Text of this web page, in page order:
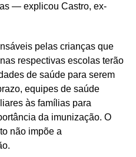
— explicou Castro, ex-
pelas crianças que
respectivas escolas terão
de saúde para serem
equipes de saúde
às famílias para
da imunização. O
não impõe a